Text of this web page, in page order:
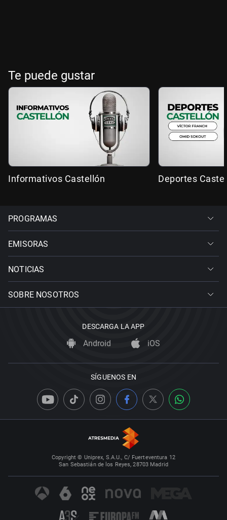
Te puede gustar
Informativos Castellón Deportes
PROGRAMAS
EMISORAS
NOTICIAS
SOBRE NOSOTROS
DESCARGA LA APP
Android iOS
SÍGUENOS EN
Copyright © Uniprex, S.A.U., C/ Fuerteventura 12
San Sebastián de los Reyes, 28703 Madrid